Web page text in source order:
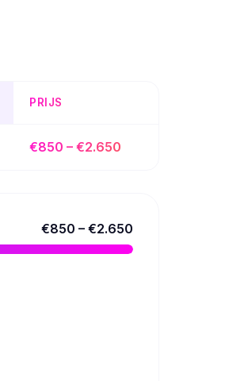
PRIJS
€850 – €2.650
€850 – €2.650